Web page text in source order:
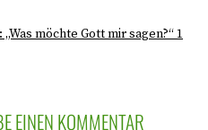
„Was möchte Gott mir sagen?“ 1
EINEN KOMMENTAR